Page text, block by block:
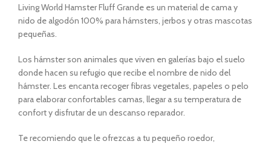
Living World Hamster Fluff Grande es un material de cama y
nido de algodón 100% para hámsters, jerbos y otras mascotas
pequeñas.
Los hámster son animales que viven en galerías bajo el suelo
donde hacen su refugio que recibe el nombre de nido del
hámster. Les encanta recoger fibras vegetales, papeles o pelo
para elaborar confortables camas, llegar a su temperatura de
confort y disfrutar de un descanso reparador.
Te recomiendo que le ofrezcas a tu pequeño roedor,